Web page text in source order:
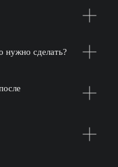
нужно сделать?